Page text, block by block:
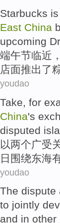
Starbucks
East China
upcoming
端午节临近，
店面推出了
youdao
Take for
China's
disputed
以两个广受
日围绕东海
youdao
The dispute
to jointly
and in other